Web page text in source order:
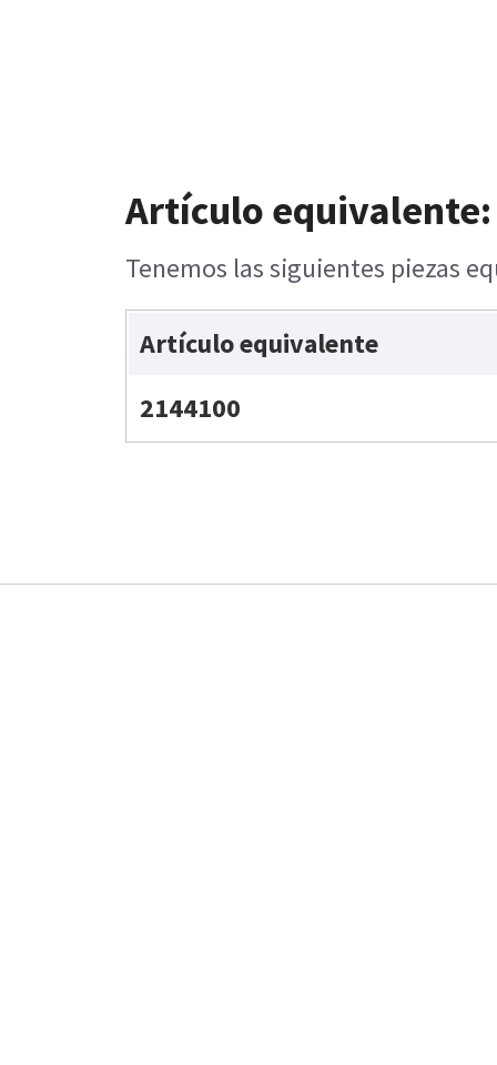
Artículo equivalente:
Tenemos las siguientes piezas
Artículo equivalente
2144100